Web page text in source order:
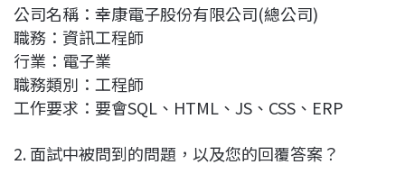
k
n
k
公司名稱：幸康電子股份有限公司(總公司)
職務：資訊工程師
行業：電子業
職務類別：工程師
工作要求：要會SQL、HTML、JS、CSS、ERP
2. 面試中被問到的問題，以及您的回覆答案？